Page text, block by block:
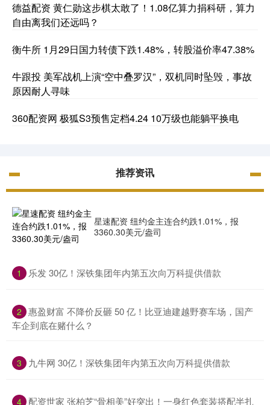
德益配资 黄仁勋这步棋太敢了！1.08亿算力捐科研，算力
自由离我们还远吗？
衡牛所 1月29日国力转债下跌1.48%，转股溢价率47.38%
牛跟投 美军战机上演“空中叠罗汉”，双机同时坠毁，事故
原因耐人寻味
360配资网 极狐S3预售定档4.24 10万级也能躺平换电
推荐资讯
星速配资 纽约金主连合约跌1.01%，报
3360.30美元/盎司
1 ​乐发 30亿！深铁集团年内第五次向万科提供借款
2 ​惠盈财富 不降价反砸 50 亿！比亚迪建越野赛车场，国产
车企到底在赌什么？
3 ​九牛网 30亿！深铁集团年内第五次向万科提供借款
4 ​配资世家 张柏芝“骨相美”好突出！一身红色套装搭配半扎